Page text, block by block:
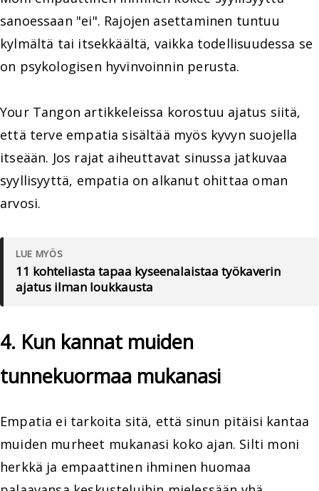
sanoessaan "ei". Rajojen asettaminen tuntuu
kylmältä tai itsekkäältä, vaikka todellisuudessa se
on psykologisen hyvinvoinnin perusta.
Your Tangon artikkeleissa korostuu ajatus siitä,
että terve empatia sisältää myös kyvyn suojella
itseään. Jos rajat aiheuttavat sinussa jatkuvaa
syyllisyyttä, empatia on alkanut ohittaa oman
arvosi.
LUE MYÖS
11 kohteliasta tapaa kyseenalaistaa työkaverin
ajatus ilman loukkausta
4. Kun kannat muiden
tunnekuormaa mukanasi
Empatia ei tarkoita sitä, että sinun pitäisi kantaa
muiden murheet mukanasi koko ajan. Silti moni
herkkä ja empaattinen ihminen huomaa